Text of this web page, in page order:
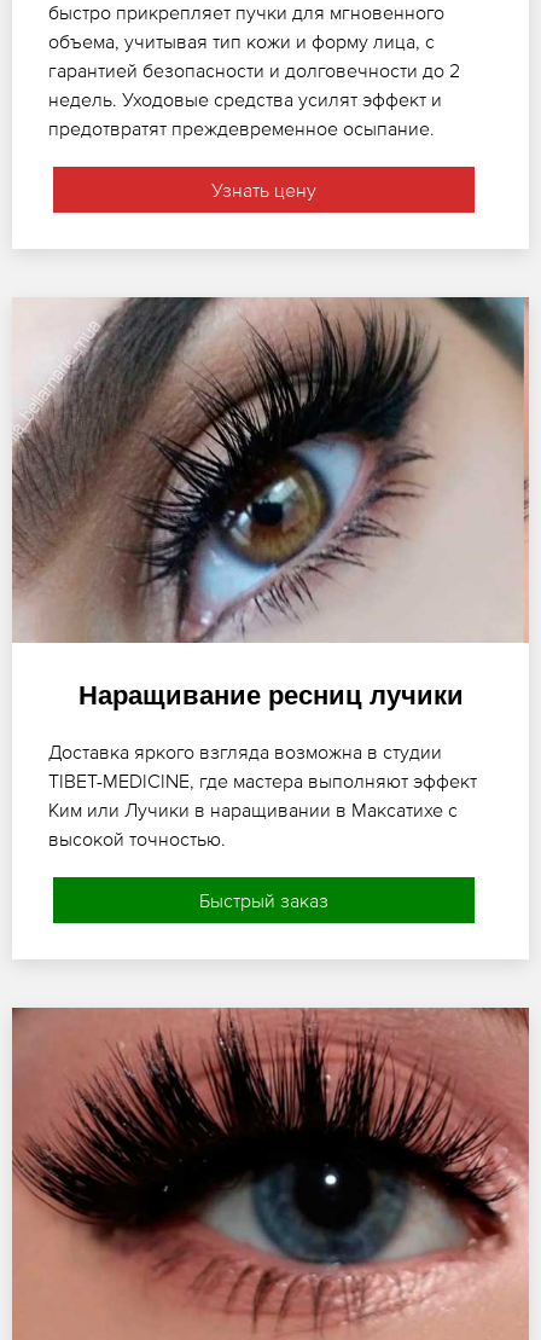
быстро прикрепляет пучки для мгновенного
объема, учитывая тип кожи и форму лица, с
гарантией безопасности и долговечности до 2
недель. Уходовые средства усилят эффект и
предотвратят преждевременное осыпание.
Узнать цену
Наращивание ресниц лучики
Доставка яркого взгляда возможна в студии
TIBET-MEDICINE, где мастера выполняют эффект
Ким или Лучики в наращивании в Максатихе с
высокой точностью.
Быстрый заказ